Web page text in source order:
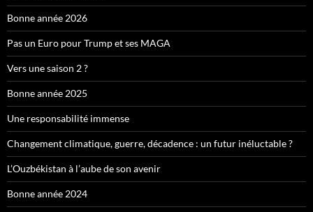
Bonne année 2026
Pas un Euro pour Trump et ses MAGA
Vers une saison 2 ?
Bonne année 2025
Une responsabilité immense
Changement climatique, guerre, décadence : un futur inéluctable ?
L’Ouzbékistan à l’aube de son avenir
Bonne année 2024